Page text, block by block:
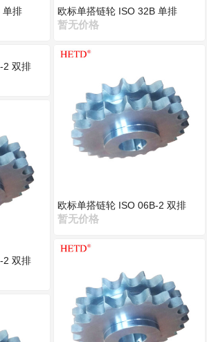
单排
2 双排
2 双排
欧标单搭链轮 ISO 32B 单排
暂无价格
欧标单搭链轮 ISO 06B-2 双排
暂无价格